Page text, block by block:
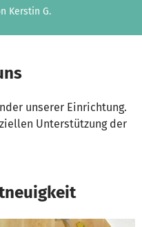
Kerstin G.
unserer Einrichtung.
Unterstützung der